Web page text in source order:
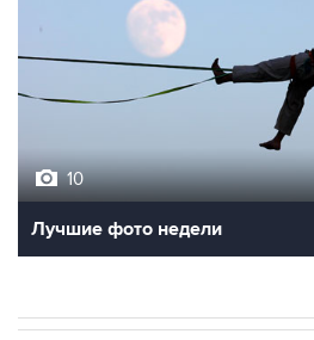
10
Лучшие фото недели